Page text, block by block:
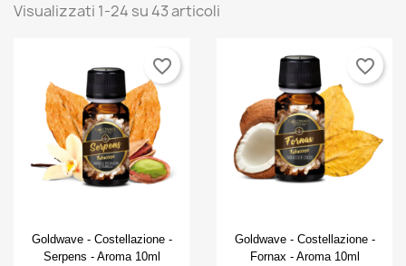
Visualizzati 1-24 su 43 articoli
Anteprima
Goldwave - Costellazione -
Serpens - Aroma 10ml
favorite_border
Anteprima
Goldwave - Costellazione -
Fornax - Aroma 10ml
favorite_border